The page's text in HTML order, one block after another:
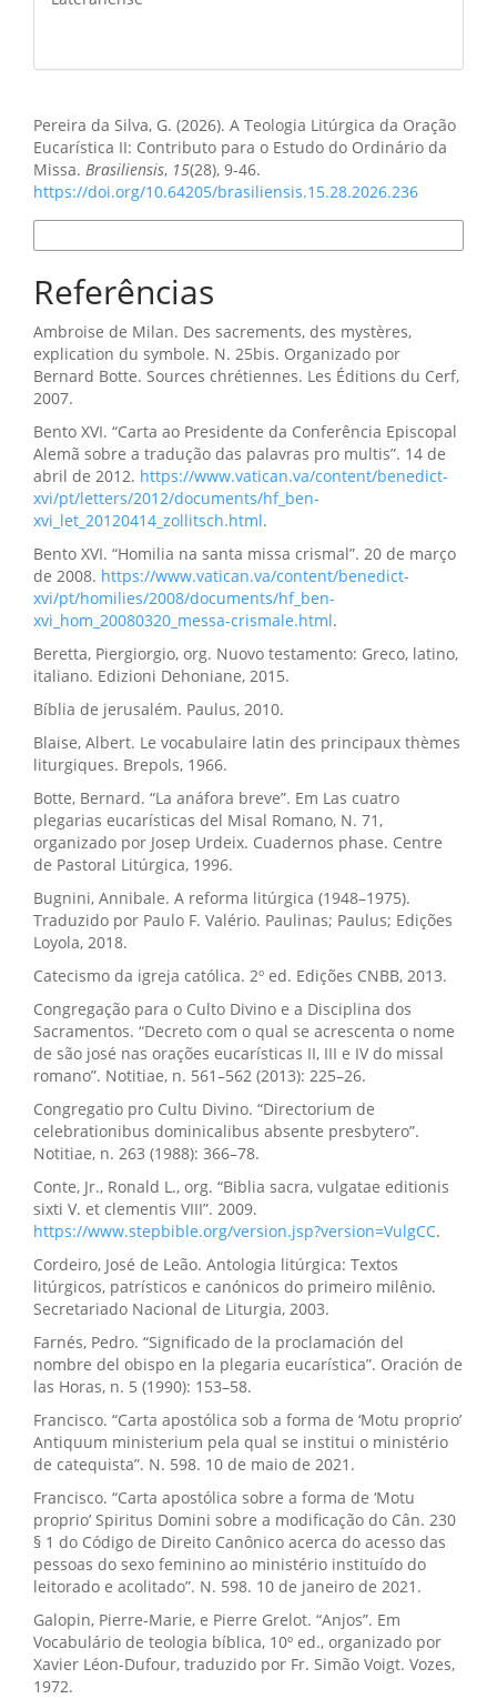
Pereira da Silva, G. (2026). A Teologia Litúrgica da Oração
Eucarística II: Contributo para o Estudo do Ordinário da
Missa. Brasiliensis, 15(28), 9-46.
https://doi.org/10.64205/brasiliensis.15.28.2026.236
Referências
Ambroise de Milan. Des sacrements, des mystères,
explication du symbole. N. 25bis. Organizado por
Bernard Botte. Sources chrétiennes. Les Éditions du Cerf,
2007.
Bento XVI. “Carta ao Presidente da Conferência Episcopal
Alemã sobre a tradução das palavras pro multis”. 14 de
abril de 2012. https://www.vatican.va/content/benedict-
xvi/pt/letters/2012/documents/hf_ben-
xvi_let_20120414_zollitsch.html.
Bento XVI. “Homilia na santa missa crismal”. 20 de março
de 2008. https://www.vatican.va/content/benedict-
xvi/pt/homilies/2008/documents/hf_ben-
xvi_hom_20080320_messa-crismale.html.
Beretta, Piergiorgio, org. Nuovo testamento: Greco, latino,
italiano. Edizioni Dehoniane, 2015.
Bíblia de jerusalém. Paulus, 2010.
Blaise, Albert. Le vocabulaire latin des principaux thèmes
liturgiques. Brepols, 1966.
Botte, Bernard. “La anáfora breve”. Em Las cuatro
plegarias eucarísticas del Misal Romano, N. 71,
organizado por Josep Urdeix. Cuadernos phase. Centre
de Pastoral Litúrgica, 1996.
Bugnini, Annibale. A reforma litúrgica (1948–1975).
Traduzido por Paulo F. Valério. Paulinas; Paulus; Edições
Loyola, 2018.
Catecismo da igreja católica. 2º ed. Edições CNBB, 2013.
Congregação para o Culto Divino e a Disciplina dos
Sacramentos. “Decreto com o qual se acrescenta o nome
de são josé nas orações eucarísticas II, III e IV do missal
romano”. Notitiae, n. 561–562 (2013): 225–26.
Congregatio pro Cultu Divino. “Directorium de
celebrationibus dominicalibus absente presbytero”.
Notitiae, n. 263 (1988): 366–78.
Conte, Jr., Ronald L., org. “Biblia sacra, vulgatae editionis
sixti V. et clementis VIII”. 2009.
https://www.stepbible.org/version.jsp?version=VulgCC.
Cordeiro, José de Leão. Antologia litúrgica: Textos
litúrgicos, patrísticos e canónicos do primeiro milênio.
Secretariado Nacional de Liturgia, 2003.
Farnés, Pedro. “Significado de la proclamación del
nombre del obispo en la plegaria eucarística”. Oración de
las Horas, n. 5 (1990): 153–58.
Francisco. “Carta apostólica sob a forma de ‘Motu proprio’
Antiquum ministerium pela qual se institui o ministério
de catequista”. N. 598. 10 de maio de 2021.
Francisco. “Carta apostólica sobre a forma de ‘Motu
proprio’ Spiritus Domini sobre a modificação do Cân. 230
§ 1 do Código de Direito Canônico acerca do acesso das
pessoas do sexo feminino ao ministério instituído do
leitorado e acolitado”. N. 598. 10 de janeiro de 2021.
Galopin, Pierre-Marie, e Pierre Grelot. “Anjos”. Em
Vocabulário de teologia bíblica, 10º ed., organizado por
Xavier Léon-Dufour, traduzido por Fr. Simão Voigt. Vozes,
1972.